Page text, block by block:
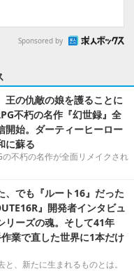
Sponsored by
王の仇敵の娘を護ることに
不朽の名作『幻世録』全
開始。ダーティーヒーロー
に蘇る
不朽の名作が全面リメイクされ
、でも『ルート16』だった
』開発者インタビュ
リーズの魂。そして41年
業で直した世界に1本だけ
、新たに生まれるものとは。